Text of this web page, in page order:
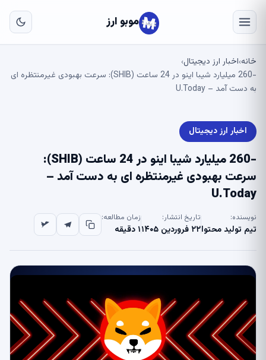
موبو ارز
خانه›اخبار ارز دیجیتال›
-260 میلیارد شیبا اینو در 24 ساعت (SHIB): سرعت بهبودی غیرمنتظره ای
به دست آمد – U.Today
اخبار ارز دیجیتال
-260 میلیارد شیبا اینو در 24 ساعت (SHIB):
سرعت بهبودی غیرمنتظره ای به دست آمد –
U.Today
نویسنده:
تیم تولید محتوا
تاریخ انتشار:
۲۲ فروردین ۱۴۰۵
زمان مطالعه:
۱ دقیقه